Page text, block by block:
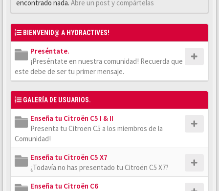
encontrado nada. Abre un post y compártelas
BIENVENID@ A HYDRACTIVES!
Preséntate.
¡Preséntate en nuestra comunidad! Recuerda que
este debe de ser tu primer mensaje.
GALERÍA DE USUARIOS.
Enseña tu Citroën C5 I & II
Presenta tu Citroën C5 a los miembros de la
Comunidad!
Enseña tu Citroën C5 X7
¿Todavía no has presentado tu Citroën C5 X7?
Enseña tu Citroën C6